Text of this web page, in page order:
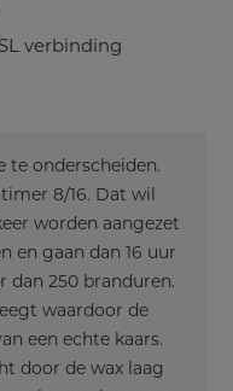
verbinding
te onderscheiden.
8/16. Dat wil
worden aangezet
en gaan dan 16 uur
dan 250 branduren.
waardoor de
een echte kaars.
door de wax laag